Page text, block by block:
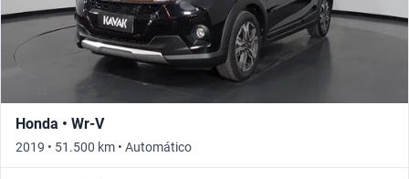
Honda • Wr-V
2019 • 51.500 km • Automático